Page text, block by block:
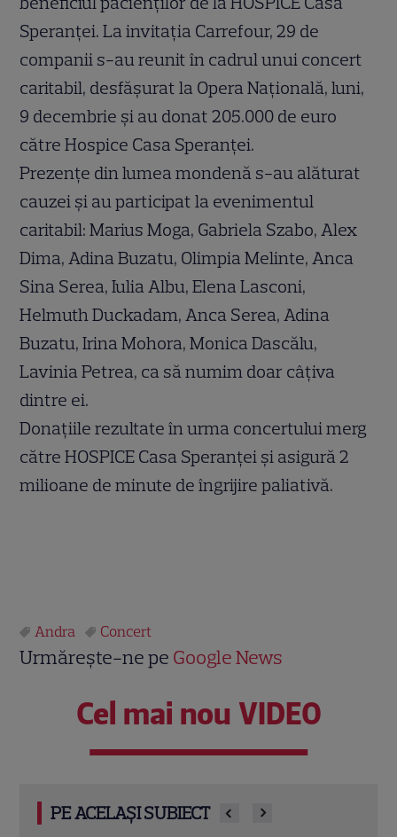
Speranței. La invitația Carrefour, 29 de
companii s-au reunit în cadrul unui concert
caritabil, desfășurat la Opera Națională, luni,
9 decembrie și au donat 205.000 de euro
către Hospice Casa Speranței.
Prezențe din lumea mondenă s-au alăturat
cauzei și au participat la evenimentul
caritabil: Marius Moga, Gabriela Szabo, Alex
Dima, Adina Buzatu, Olimpia Melinte, Anca
Sina Serea, Iulia Albu, Elena Lasconi,
Helmuth Duckadam, Anca Serea, Adina
Buzatu, Irina Mohora, Monica Dascălu,
Lavinia Petrea, ca să numim doar câțiva
dintre ei.
Donațiile rezultate în urma concertului merg
către HOSPICE Casa Speranței și asigură 2
milioane de minute de îngrijire paliativă.
Andra Concert
Urmărește-ne pe Google News
Cel mai nou VIDEO
PE ACELAȘI SUBIECT